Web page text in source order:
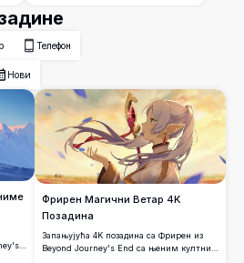
Телефон
Нови
Фрирен Магични Ветар 4K
Позадина
Запањујућа 4K позадина са Фрирен из
Beyond Journey's End са њеним култним